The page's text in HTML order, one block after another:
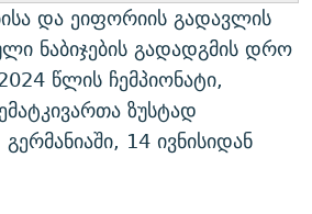
და ეიფორიის გადავლის
ნაბიჯების გადადგმის დრო
წლის ჩემპიონატი,
ზუსტად
14 ივნისიდან